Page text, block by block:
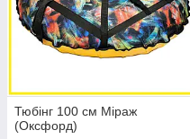
Тюбінг 100 см Міраж
(Оксфорд)